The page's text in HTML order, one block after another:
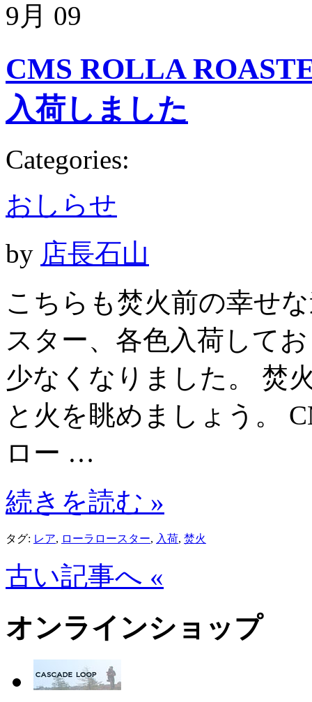
9月 09
CMS ROLLA
入荷しました
Categories:
おしらせ
by 店長石山
こちらも焚火前の幸せ
スター、各色入荷して
少なくなりました。 焚
と火を眺めましょう。
ロー …
続きを読む »
タグ: レア, ローラロースター, 入荷, 焚火
古い記事へ «
オンラインショップ